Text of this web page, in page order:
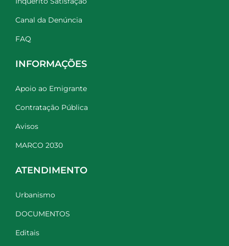
Canal da Denúncia
FAQ
INFORMAÇÕES
Apoio ao Emigrante
Contratação Pública
Avisos
MARCO 2030
ATENDIMENTO
Urbanismo
DOCUMENTOS
Editais